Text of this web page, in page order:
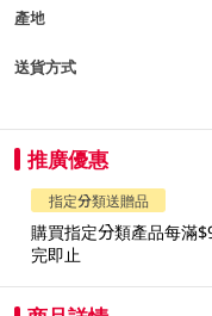
產地
送貨方式
推廣優惠
指定分類送贈品
購買指定分類產品每滿
完即止